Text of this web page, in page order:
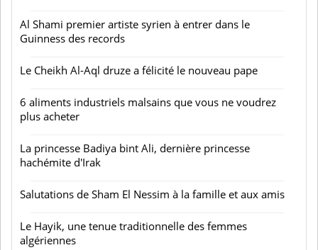
Al Shami premier artiste syrien à entrer dans le
Guinness des records
Le Cheikh Al-Aql druze a félicité le nouveau pape
6 aliments industriels malsains que vous ne voudrez
plus acheter
La princesse Badiya bint Ali, dernière princesse
hachémite d'Irak
Salutations de Sham El Nessim à la famille et aux amis
Le Hayik, une tenue traditionnelle des femmes
algériennes